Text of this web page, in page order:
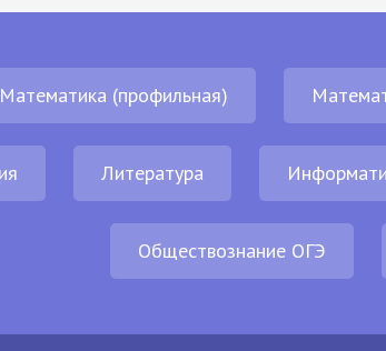
Математика (профильная)
Литература
Обществознание ОГЭ